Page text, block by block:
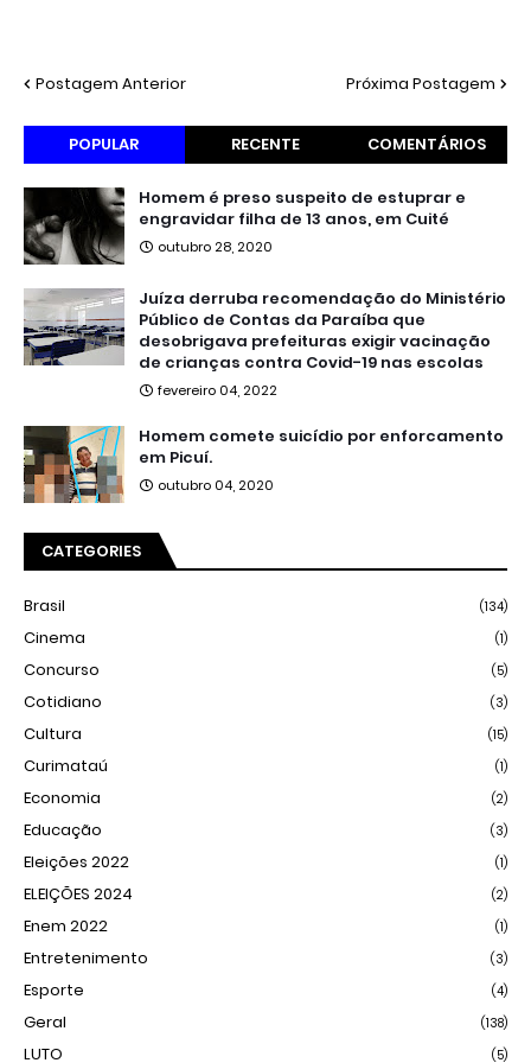
Postagem Anterior Próxima Postagem
POPULAR RECENTE COMENTÁRIOS
Homem é preso suspeito de estuprar e
engravidar filha de 13 anos, em Cuité
outubro 28, 2020
Juíza derruba recomendação do Ministério
Público de Contas da Paraíba que
desobrigava prefeituras exigir vacinação
de crianças contra Covid-19 nas escolas
fevereiro 04, 2022
Homem comete suicídio por enforcamento
em Picuí.
outubro 04, 2020
CATEGORIES
Brasil (134)
Cinema (1)
Concurso (5)
Cotidiano (3)
Cultura (15)
Curimataú (1)
Economia (2)
Educação (3)
Eleições 2022 (1)
ELEIÇÕES 2024 (2)
Enem 2022 (1)
Entretenimento (3)
Esporte (4)
Geral (138)
LUTO (5)